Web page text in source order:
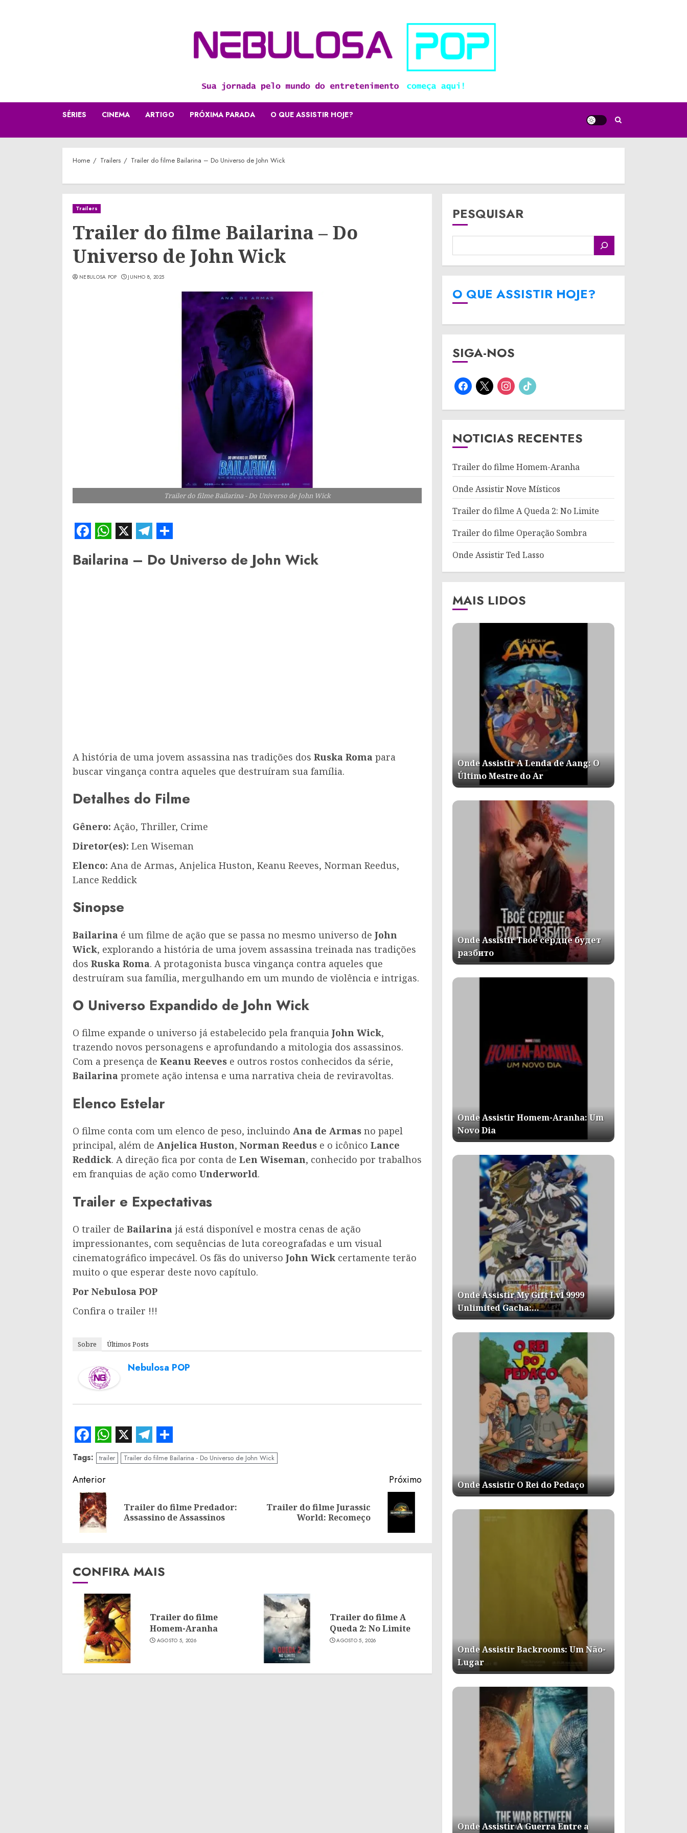
SÉRIES CINEMA ARTIGO PRÓXIMA PARADA O QUE ASSISTIR HOJE?
Home Trailers Trailer do filme Bailarina – Do Universo de John Wick
Trailers
Trailer do filme Bailarina – Do
Universo de John Wick
NEBULOSA POP JUNHO 8, 2025
Trailer do filme Bailarina - Do Universo de John Wick
Facebook
WhatsApp
Bailarina – Do Universo de John Wick
A história de uma jovem assassina nas tradições dos Ruska Roma para
buscar vingança contra aqueles que destruíram sua família.
Detalhes do Filme
Gênero: Ação, Thriller, Crime
Diretor(es): Len Wiseman
Elenco: Ana de Armas, Anjelica Huston, Keanu Reeves, Norman Reedus,
Lance Reddick
Sinopse
Bailarina é um filme de ação que se passa no mesmo universo de John
Wick, explorando a história de uma jovem assassina treinada nas tradições
dos Ruska Roma. A protagonista busca vingança contra aqueles que
destruíram sua família, mergulhando em um mundo de violência e intrigas.
O Universo Expandido de John Wick
O filme expande o universo já estabelecido pela franquia John Wick,
trazendo novos personagens e aprofundando a mitologia dos assassinos.
Com a presença de Keanu Reeves e outros rostos conhecidos da série,
Bailarina promete ação intensa e uma narrativa cheia de reviravoltas.
Elenco Estelar
O filme conta com um elenco de peso, incluindo Ana de Armas no papel
principal, além de Anjelica Huston, Norman Reedus e o icônico Lance
Reddick. A direção fica por conta de Len Wiseman, conhecido por trabalhos
em franquias de ação como Underworld.
Trailer e Expectativas
O trailer de Bailarina já está disponível e mostra cenas de ação
impressionantes, com sequências de luta coreografadas e um visual
cinematográfico impecável. Os fãs do universo John Wick certamente terão
muito o que esperar deste novo capítulo.
Por Nebulosa POP
Confira o trailer !!!
Sobre Últimos Posts
Nebulosa POP
Facebook
WhatsApp
X Telegram
Share
Tags: trailer Trailer do filme Bailarina - Do Universo de John Wick
Continue
Reading
Anterior
Trailer do filme Predador:
Assassino de Assassinos
Próximo
Próximo
Trailer do filme Jurassic
World: Recomeço
CONFIRA MAIS
Trailer do filme
Homem-Aranha
AGOSTO 5, 2026
Trailer do filme A
Queda 2: No Limite
AGOSTO 5, 2026
PESQUISAR
O QUE ASSISTIR HOJE?
SIGA-NOS
facebook
x instagram
tiktok
NOTICIAS RECENTES
Trailer do filme Homem-Aranha
Onde Assistir Nove Místicos
Trailer do filme A Queda 2: No Limite
Trailer do filme Operação Sombra
Onde Assistir Ted Lasso
MAIS LIDOS
Onde Assistir A Lenda de Aang: O
Último Mestre do Ar
Onde Assistir Твое сердце будет
разбито
Onde Assistir Homem-Aranha: Um
Novo Dia
Onde Assistir My Gift Lvl 9999
Unlimited Gacha:…
Onde Assistir O Rei do Pedaço
Onde Assistir Backrooms: Um Não-
Lugar
Onde Assistir A Guerra Entre a